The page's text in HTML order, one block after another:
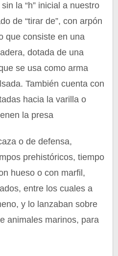
la “h” inicial a nuestro
de “tirar de”, con arpón
que consiste en una
dotada de una
se usa como arma
También cuenta con
hacia la varilla o
la presa
o de defensa,
prehistóricos, tiempo
hueso o con marfil,
entre los cuales a
y lo lanzaban sobre
animales marinos, para